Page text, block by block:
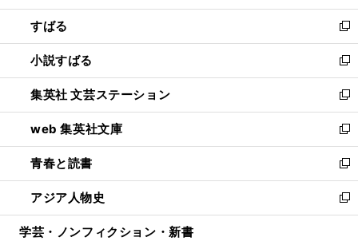
開
く
ウ
で
開
く
ン
ド
ウ
で
開
く
すばる
新
し
い
ウ
ィ
ン
ド
ウ
で
開
く
小説すばる
新
し
い
ウ
ィ
ン
ド
ウ
で
開
集英社 文芸ステーション
新
し
い
ウ
ィ
ン
ド
ウ
web 集英社文庫
新
し
い
ウ
ィ
ン
青春と読書
新
し
い
ウ
アジア人物史
新
し
学芸・ノンフィクション・新書